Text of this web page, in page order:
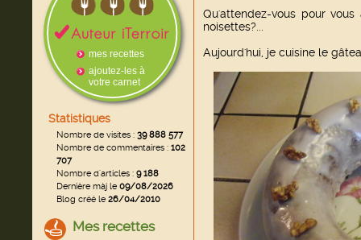
mes recettes
ajoutez-les à
votre carnet
Statistiques
Nombre de visites : 39 888 577
Nombre de commentaires : 102
707
Nombre d'articles : 9 188
Dernière màj le09/08/2026
Blog créé le26/04/2010
Mes recettes
Qu'attendez-vous pour
noisettes?...
Aujourd'hui, je cuisine le